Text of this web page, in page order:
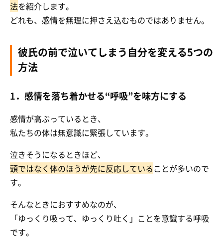
法を紹介します。
どれも、感情を無理に押さえ込むものではありません。
彼氏の前で泣いてしまう自分を変える5つの
方法
1．感情を落ち着かせる“呼吸”を味方にする
感情が高ぶっているとき、
私たちの体は無意識に緊張しています。
泣きそうになるときほど、
頭ではなく体のほうが先に反応していることが多いので
す。
そんなときにおすすめなのが、
「ゆっくり吸って、ゆっくり吐く」ことを意識する呼吸
です。